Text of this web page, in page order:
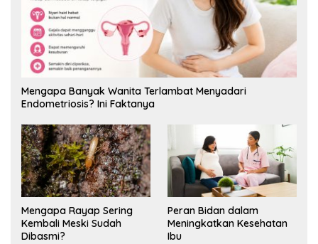
Mengapa Banyak Wanita Terlambat Menyadari
Endometriosis? Ini Faktanya
Mengapa Rayap Sering
Kembali Meski Sudah
Dibasmi?
Peran Bidan dalam
Meningkatkan Kesehatan
Ibu